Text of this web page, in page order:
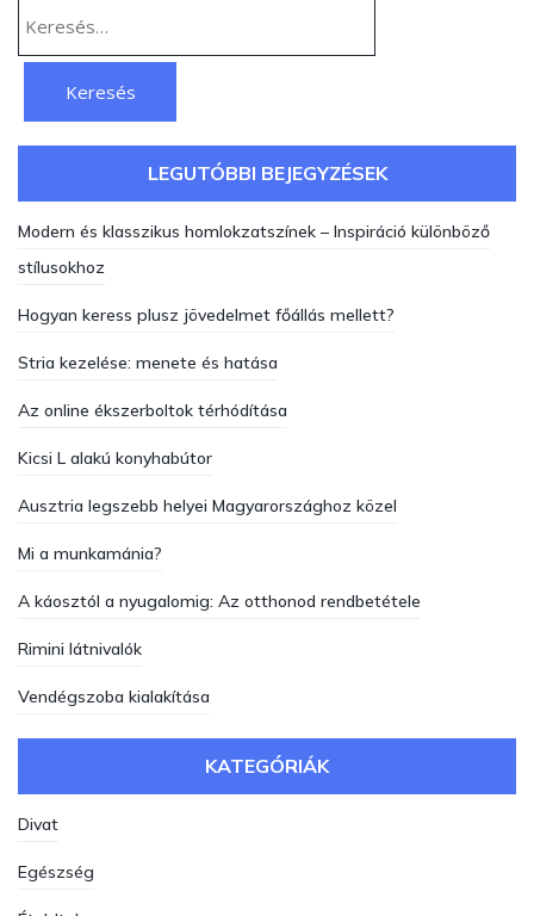
LEGUTÓBBI BEJEGYZÉSEK
Modern és klasszikus homlokzatszínek – Inspiráció különböző
stílusokhoz
Hogyan keress plusz jövedelmet főállás mellett?
Stria kezelése: menete és hatása
Az online ékszerboltok térhódítása
Kicsi L alakú konyhabútor
Ausztria legszebb helyei Magyarországhoz közel
Mi a munkamánia?
A káosztól a nyugalomig: Az otthonod rendbetétele
Rimini látnivalók
Vendégszoba kialakítása
KATEGÓRIÁK
Divat
Egészség